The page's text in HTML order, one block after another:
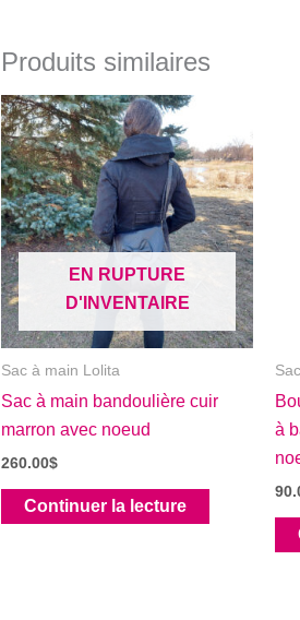
Produits similaires
EN RUPTURE
D'INVENTAIRE
Sac à main Lolita
Sac à main bandoulière cuir
marron avec noeud
260.00$
Continuer la lecture
à